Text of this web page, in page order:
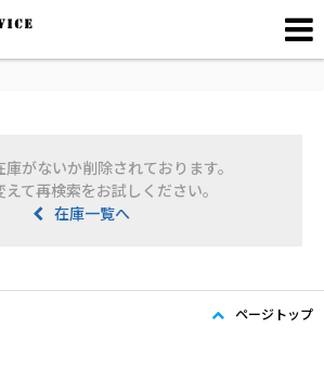
がないか削除されております。
て再検索をお試しください。
在庫一覧へ
ページトップ